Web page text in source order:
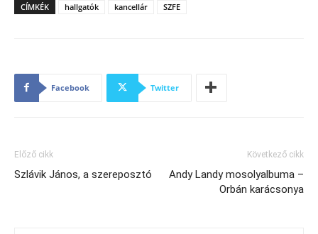
CÍMKÉK hallgatók kancellár SZFE
Facebook Twitter
Előző cikk
Szlávik János, a szereposztó
Következő cikk
Andy Landy mosolyalbuma –
Orbán karácsonya